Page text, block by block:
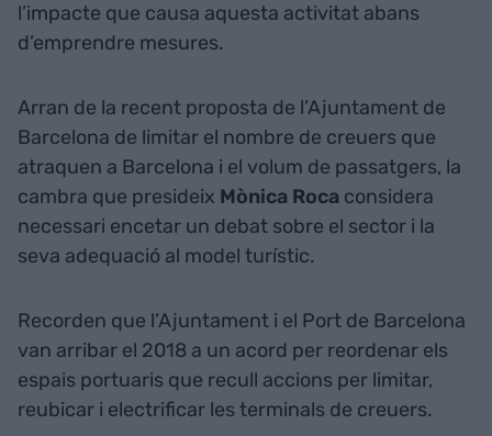
l’impacte que causa aquesta activitat abans
d’emprendre mesures.
Arran de la recent proposta de l’Ajuntament de
Barcelona de limitar el nombre de creuers que
atraquen a Barcelona i el volum de passatgers, la
cambra que presideix Mònica Roca considera
necessari encetar un debat sobre el sector i la
seva adequació al model turístic.
Recorden que l’Ajuntament i el Port de Barcelona
van arribar el 2018 a un acord per reordenar els
espais portuaris que recull accions per limitar,
reubicar i electrificar les terminals de creuers.